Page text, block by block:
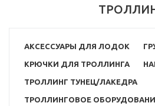
АКСЕССУАРЫ ДЛЯ ЛОДОК
КРЮЧКИ ДЛЯ ТРОЛЛИНГА
ТРОЛЛИНГ ТУНЕЦ/ЛАКЕДРА
ТРОЛЛИНГОВОЕ